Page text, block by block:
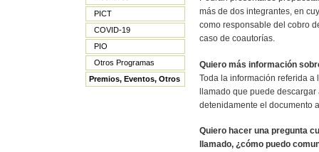
PICT
COVID-19
PIO
Otros Programas
Premios, Eventos, Otros
más de dos integrantes, en
como responsable del cobro
caso de coautorías.
Quiero más información
Toda la información referida
llamado que puede
detenidamente el documento
Quiero hacer una pregunta
llamado, ¿cómo puedo